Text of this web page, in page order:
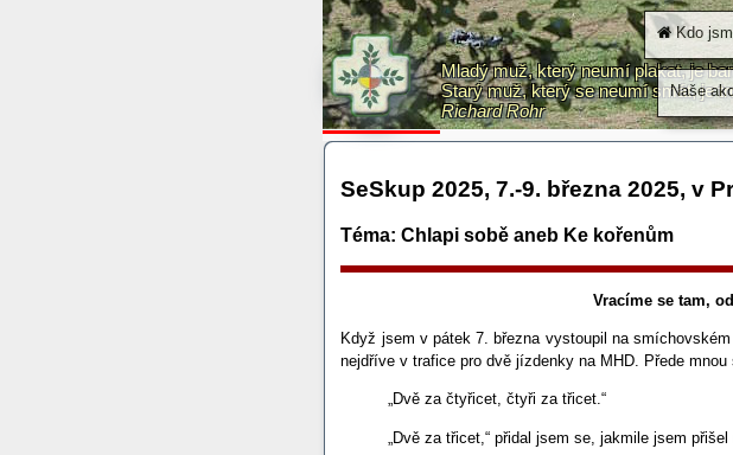
Kdo
Naše
Mladý muž, který neumí plakat, je
Starý muž, který se neumí smát, je
Richard Rohr
SeSkup 2025, 7.-9. března 2025, v
Téma: Chlapi sobě aneb Ke kořenům
Vracíme se tam,
Když jsem v pátek 7. března vystoupil na
nejdříve v trafice pro dvě jízdenky na MHD. Přede
„Dvě za čtyřicet, čtyři za třicet.“
„Dvě za třicet,“ přidal jsem se, jakmile jsem přišel